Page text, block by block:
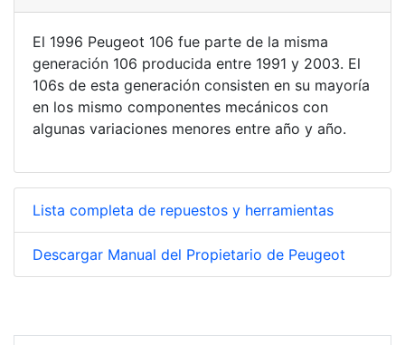
El 1996 Peugeot 106 fue parte de la misma
generación 106 producida entre 1991 y 2003. El
106s de esta generación consisten en su mayoría
en los mismo componentes mecánicos con
algunas variaciones menores entre año y año.
Lista completa de repuestos y herramientas
Descargar Manual del Propietario de Peugeot